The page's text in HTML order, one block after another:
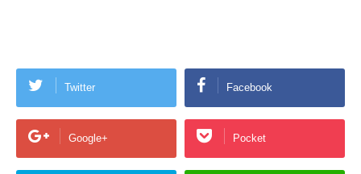
Twitter Facebook
Google+ Pocket